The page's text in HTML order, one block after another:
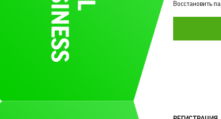
Восстановить